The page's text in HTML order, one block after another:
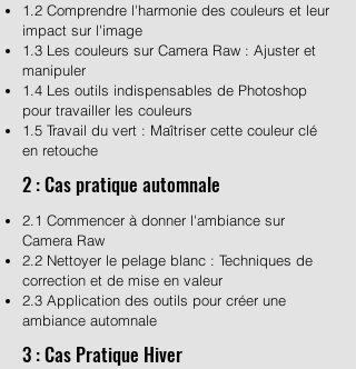
1.2 Comprendre l'harmonie des couleurs et leur
impact sur l'image
1.3 Les couleurs sur Camera Raw : Ajuster et
manipuler
1.4 Les outils indispensables de Photoshop
pour travailler les couleurs
1.5 Travail du vert : Maîtriser cette couleur clé
en retouche
2 : Cas pratique automnale
2.1 Commencer à donner l'ambiance sur
Camera Raw
2.2 Nettoyer le pelage blanc : Techniques de
correction et de mise en valeur
2.3 Application des outils pour créer une
ambiance automnale
3 : Cas Pratique Hiver